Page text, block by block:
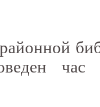
час